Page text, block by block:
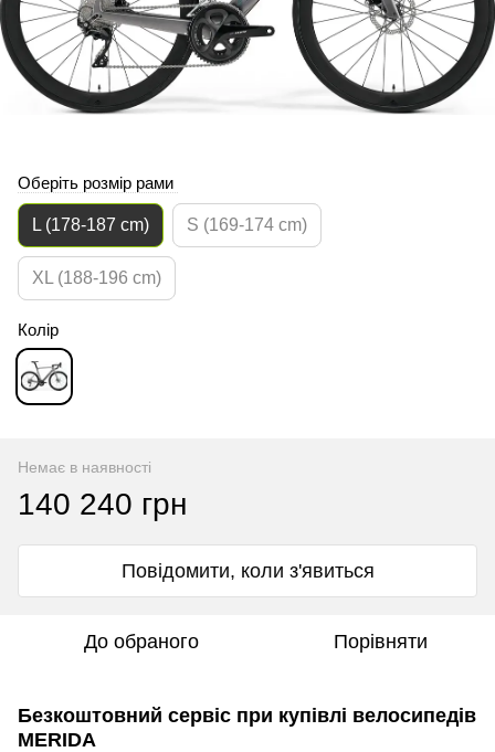
Оберіть розмір рами
L (178-187 cm) S (169-174 cm)
XL (188-196 cm)
Колір
Немає в наявності
140 240 грн
Повідомити, коли з'явиться
До обраного Порівняти
Безкоштовний сервіс при купівлі велосипедів
MERIDA